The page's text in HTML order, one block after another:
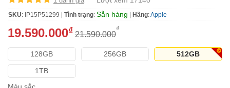
SKU: IP15P51299 | Tình trạng: Sẵn hàng | Hãng:Apple
19.590.000₫ 21.590.000
₫
128GB 256GB 512GB
1TB
Màu sắc